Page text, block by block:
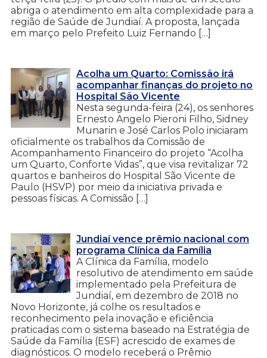
abriga o atendimento em alta complexidade para a
região de Saúde de Jundiaí. A proposta, lançada
em março pelo Prefeito Luiz Fernando […]
Acolha um Quarto: Comissão irá
acompanhar finanças do projeto no
Hospital São Vicente
Nesta segunda-feira (24), os senhores
Ernesto Angelo Pieroni Filho, Sidney
Munarin e José Carlos Polo iniciaram
oficialmente os trabalhos da Comissão de
Acompanhamento Financeiro do projeto “Acolha
um Quarto, Conforte Vidas”, que visa revitalizar 72
quartos e banheiros do Hospital São Vicente de
Paulo (HSVP) por meio da iniciativa privada e
pessoas físicas. A Comissão […]
Jundiaí vence prêmio nacional com
programa Clínica da Família
A Clínica da Família, modelo
resolutivo de atendimento em saúde
implementado pela Prefeitura de
Jundiaí, em dezembro de 2018 no
Novo Horizonte, já colhe os resultados e
reconhecimento pela inovação e eficiência
praticadas com o sistema baseado na Estratégia de
Saúde da Família (ESF) acrescido de exames de
diagnósticos. O modelo receberá o Prêmio